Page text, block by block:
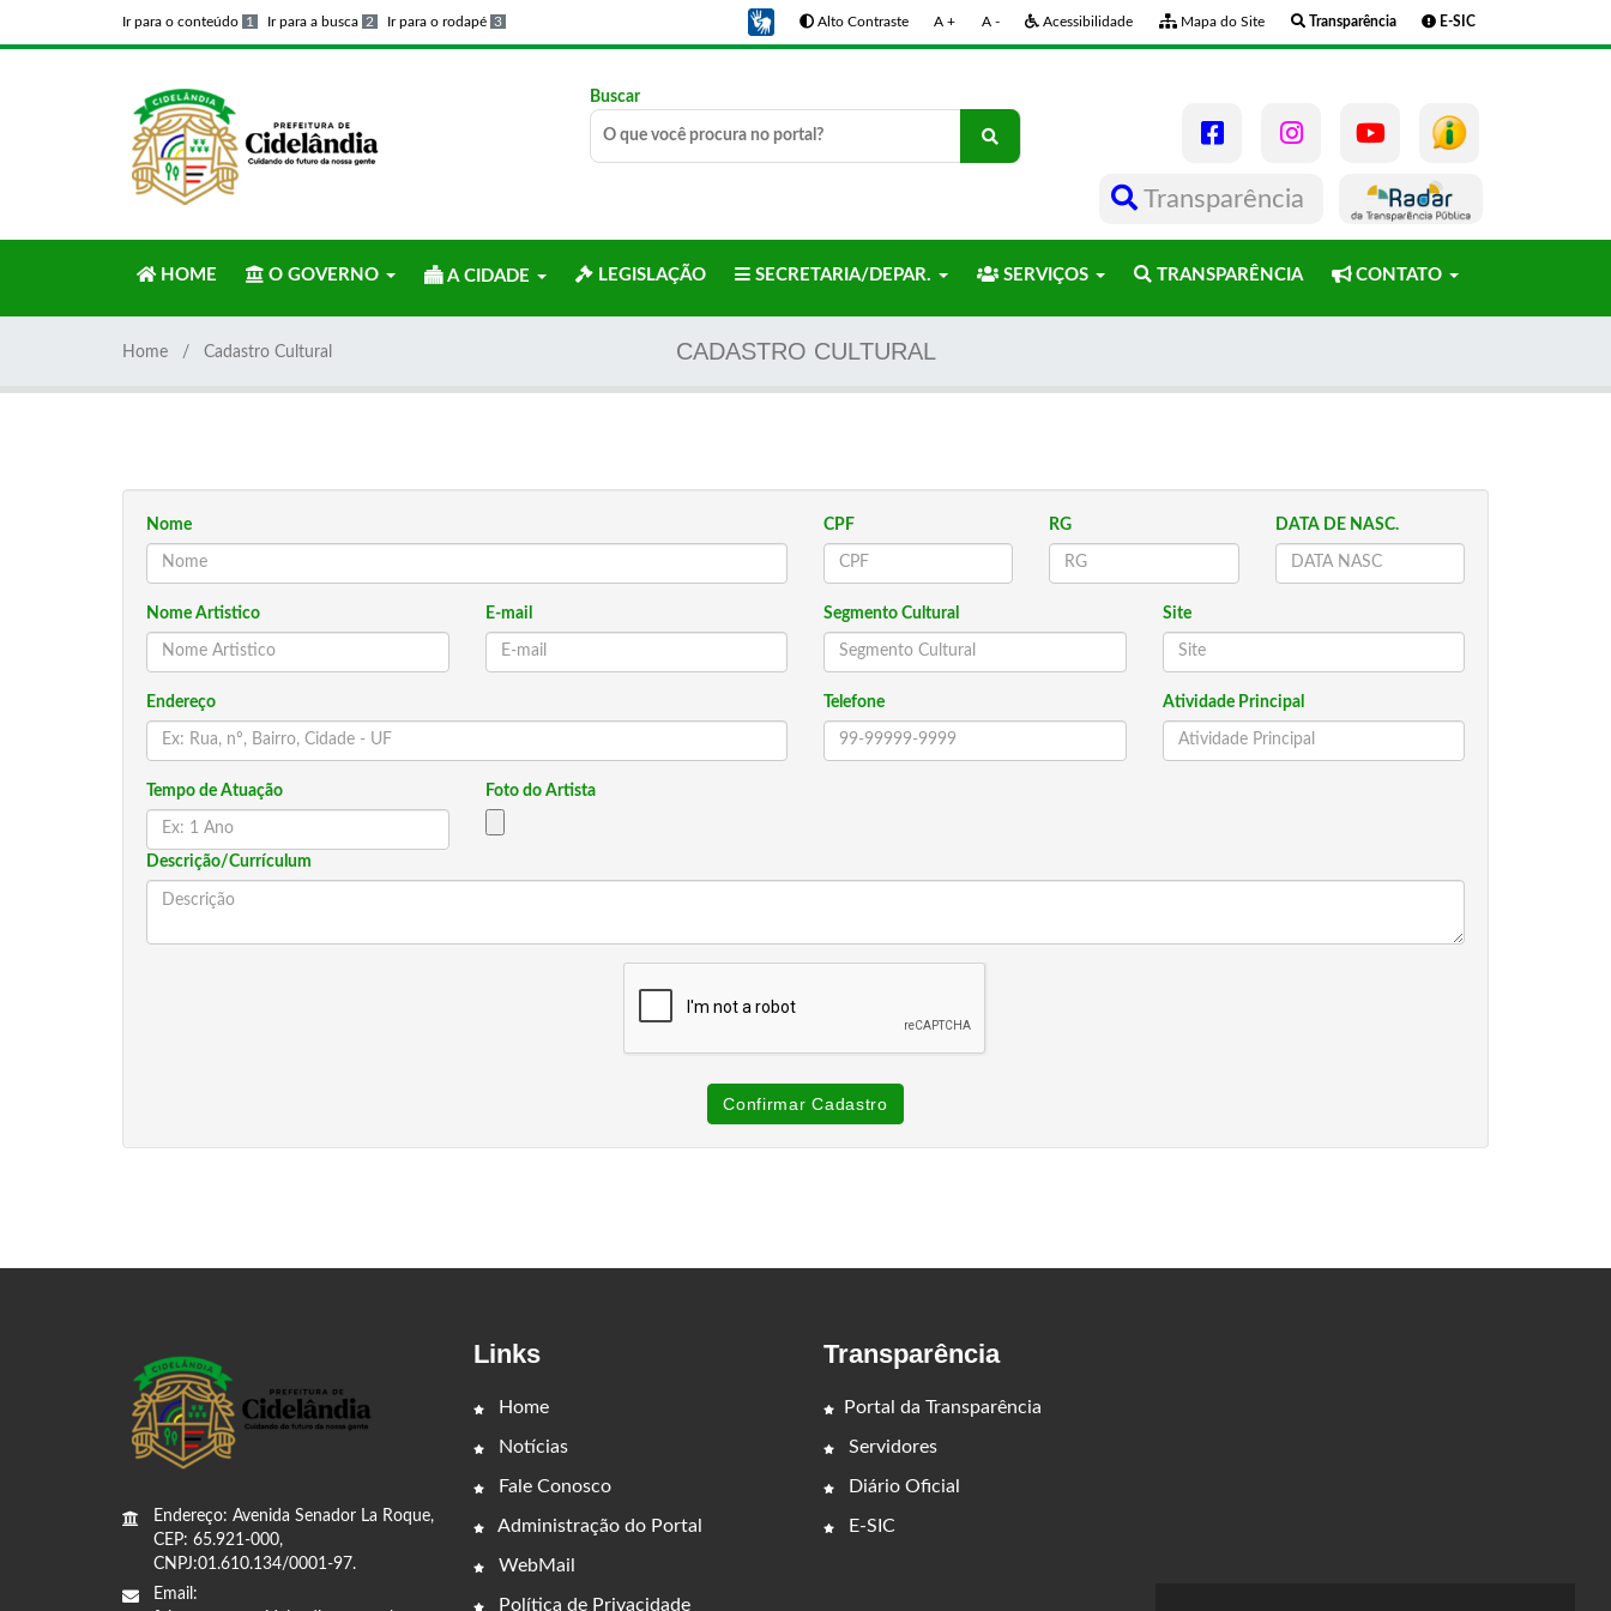
Ir para o conteúdo 1 Ir para a busca 2 Ir para o rodapé 3 Alto Contraste A + A - Acessibilidade Mapa do Site Transparência E-SIC
Buscar
Transparência
HOME O GOVERNO A CIDADE LEGISLAÇÃO SECRETARIA/DEPAR. SERVIÇOS TRANSPARÊNCIA CONTATO
CADASTRO CULTURAL
Home Cadastro Cultural
Nome CPF RG DATA DE NASC.
Nome Artistico E-mail Segmento Cultural Site
Endereço Telefone Atividade Principal
Tempo de Atuação Foto do Artista
Descrição/Currículum
Confirmar Cadastro
Endereço: Avenida Senador La Roque,
CEP: 65.921-000,
CNPJ:01.610.134/0001-97.
Email:
Links
Home
Notícias
Fale Conosco
Administração do Portal
WebMail
Política de Privacidade
Transparência
Portal da Transparência
Servidores
Diário Oficial
E-SIC